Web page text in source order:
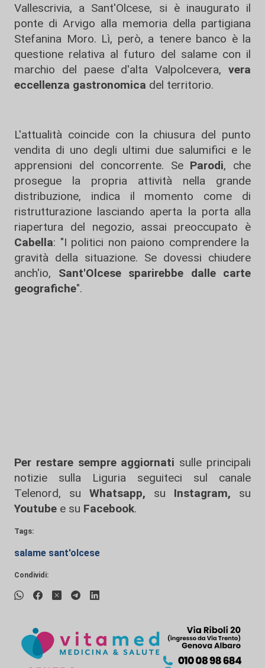
Vallescrivia, a Sant'Olcese, si è inaugurato il
ponte di Arvigo alla memoria della partigiana
Stefanina Moro. Lì, però, a tenere banco è la
questione relativa al futuro del salame con il
marchio del paese d'alta Valpolcevera, vera
eccellenza gastronomica del territorio.
L'attualità coincide con la chiusura del punto
vendita di uno degli ultimi due salumifici e le
apprensioni del concorrente. Se Parodi, che
prosegue la propria attività nella grande
distribuzione, indica il momento come di
ristrutturazione lasciando aperta la porta alla
riapertura del negozio, assai preoccupato è
Cabella: "I politici non paiono comprendere la
gravità della situazione. Se dovessi chiudere
anch'io, Sant'Olcese sparirebbe dalle carte
geografiche".
Per restare sempre aggiornati sulle principali
notizie sulla Liguria seguiteci sul canale
Telenord, su
Whatsapp, su Instagram, su
Youtube e su Facebook.
Tags:
salame sant'olcese
Condividi: